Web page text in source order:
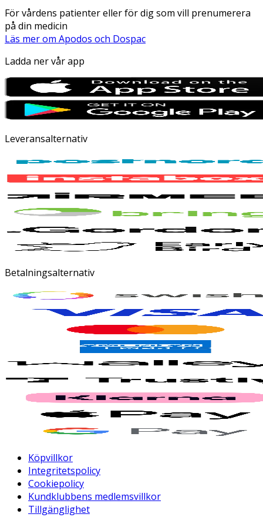
För vårdens patienter eller för dig som vill prenumerera
på din medicin
Läs mer om Apodos och Dospac
Ladda ner vår app
Leveransalternativ
Betalningsalternativ
Köpvillkor
Integritetspolicy
Cookiepolicy
Kundklubbens medlemsvillkor
Tillgänglighet